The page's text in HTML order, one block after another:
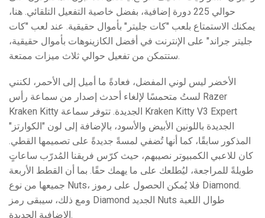
حوالي 225 دورة إضافية، بفضل خاصية التفعيل التلقائي. هنا،
يمكنك الاستمتاع بلعب "كات جليتر" بأموال حقيقية. عند لعب "كات
جليتر جراند" على الإنترنت في أفضل الكازينوهات بأموال حقيقية،
ستتمكن من تفعيل حوالي ثلاث ميزات ممتعة.
الأخضر ليس لوني المفضل، فعادةً ما أميل إلى الأحمر، لكنني
لستُ متحمسًا لإلغاء أحدث إصدار من سماعة رأس Razer
Kraken Kitty الجديدة. تتوفر سماعة Kraken Kitty V3 Expert
الجديدة باللونين الأبيض والأسود، بالإضافة إلى لون "الكوارتز"
المذكور سابقًا، كما أنها تُضفي لمسةً جديدةً على تصميمها القطي.
كان للاعبي الكمبيوتر نصيبهم، حيث كرّس فريقنا المُدرّب ساعاتٍ
طويلةً للمراجعة، ليُطلعك على ما يهمك حقًا. بما أن القطط الأربعة
جميعها من نوع Nuts، فلا يُمكن الحصول على رموز Diamond.
ومع ذلك، سيبقى رمز Diamond الجديد Nuts طوال اللعبة